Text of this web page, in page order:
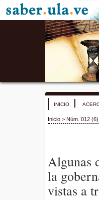
INICIO
Inicio > Núm. 012 (6)
Algunas
la
vistas a